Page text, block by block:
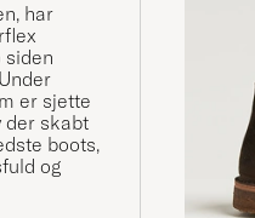
har
siden
er sjette
der skabt
boots,
og